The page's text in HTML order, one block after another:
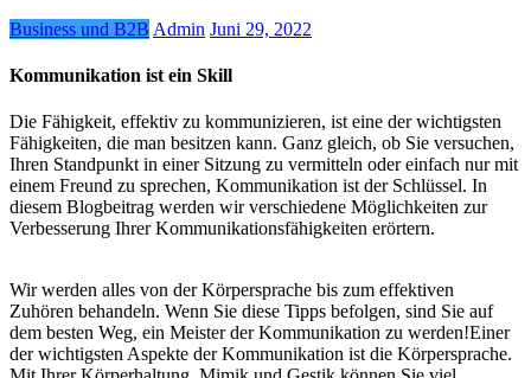
Business und B2B Admin Juni 29, 2022
Kommunikation ist ein Skill
Die Fähigkeit, effektiv zu kommunizieren, ist eine der wichtigsten
Fähigkeiten, die man besitzen kann. Ganz gleich, ob Sie versuchen,
Ihren Standpunkt in einer Sitzung zu vermitteln oder einfach nur mit
einem Freund zu sprechen, Kommunikation ist der Schlüssel. In
diesem Blogbeitrag werden wir verschiedene Möglichkeiten zur
Verbesserung Ihrer Kommunikationsfähigkeiten erörtern.
Wir werden alles von der Körpersprache bis zum effektiven
Zuhören behandeln. Wenn Sie diese Tipps befolgen, sind Sie auf
dem besten Weg, ein Meister der Kommunikation zu werden!Einer
der wichtigsten Aspekte der Kommunikation ist die Körpersprache.